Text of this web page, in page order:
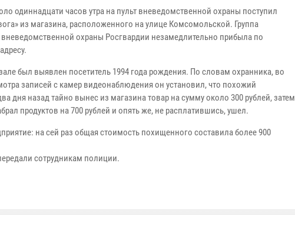
одиннадцати часов утра на пульт вневедомственной охраны поступил
из магазина, расположенного на улице Комсомольской. Группа
охраны Росгвардии незамедлительно прибыла по
был выявлен посетитель 1994 года рождения. По словам охранника, во
записей с камер видеонаблюдения он установил, что похожий
дня назад тайно вынес из магазина товар на сумму около 300 рублей, затем
продуктов на 700 рублей и опять же, не расплатившись, ушел.
на сей раз общая стоимость похищенного составила более 900
сотрудникам полиции.